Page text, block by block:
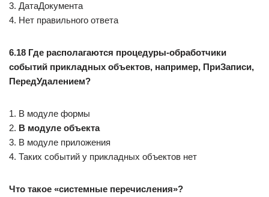
3. ДатаДокумента
4. Нет правильного ответа
6.18 Где располагаются процедуры-обработчики
событий прикладных объектов, например, ПриЗаписи,
ПередУдалением?
1. В модуле формы
2. В модуле объекта
3. В модуле приложения
4. Таких событий у прикладных объектов нет
Что такое «системные перечисления»?